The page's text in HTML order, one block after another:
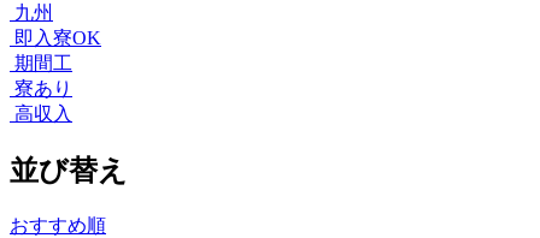
九州
即入寮OK
期間工
寮あり
高収入
並び替え
おすすめ順